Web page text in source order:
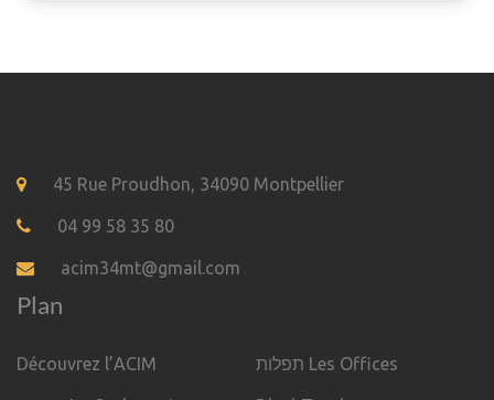
45 Rue Proudhon, 34090 Montpellier
04 99 58 35 80
acim34mt@gmail.com
Plan
Découvrez l’ACIM תפלות Les Offices